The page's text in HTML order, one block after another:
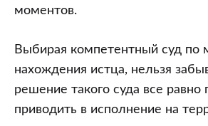
моментов.
Выбирая компетентный суд по
нахождения истца, нельзя
решение такого суда все равно
приводить в исполнение на